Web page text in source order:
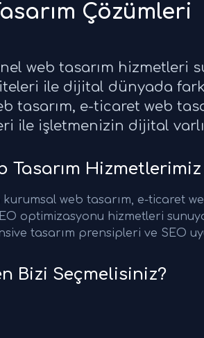
Çözümleri
web tasarım hizmetleri
ile dijital dünyada
tasarım, e-ticaret web
ile işletmenizin dijital
Tasarım Hizmetlerimiz
web tasarım, e-ticaret
optimizasyonu hizmetleri
tasarım prensipleri ve SEO
Bizi Seçmelisiniz?